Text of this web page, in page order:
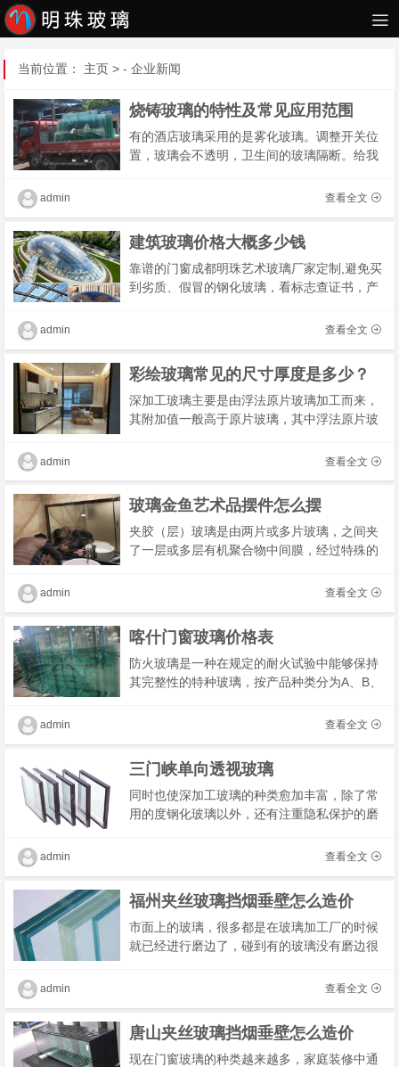
当前位置： 主页 > - 企业新闻
烧铸玻璃的特性及常见应用范围
有的酒店玻璃采用的是雾化玻璃。调整开关位
置，玻璃会不透明，卫生间的玻璃隔断。给我
广泛应用玻璃隔断的原因，办公室活动屏风具
查看全文
admin
建筑玻璃价格大概多少钱
靠谱的门窗成都明珠艺术玻璃厂家定制,避免买
到劣质、假冒的钢化玻璃，看标志查证书，产
能力范围之内，状态是否在有效期内，摸表面
查看全文
admin
彩绘玻璃常见的尺寸厚度是多少？
深加工玻璃主要是由浮法原片玻璃加工而来，
其附加值一般高于原片玻璃，其中浮法原片玻
较为透明，行业内出厂价格差异较小，不同公
查看全文
admin
玻璃金鱼艺术品摆件怎么摆
夹胶（层）玻璃是由两片或多片玻璃，之间夹
了一层或多层有机聚合物中间膜，经过特殊的
后，使玻璃和中间膜永久粘合为一体的复合玻
查看全文
admin
喀什门窗玻璃价格表
防火玻璃是一种在规定的耐火试验中能够保持
其完整性的特种玻璃，按产品种类分为A、B、
类玻璃具有透光、防火、隔烟、强度高等特
查看全文
admin
三门峡单向透视玻璃
同时也使深加工玻璃的种类愈加丰富，除了常
用的度钢化玻璃以外，还有注重隐私保护的磨
玻璃、夹丝玻璃等，钢化标是高温油墨通过丝
查看全文
admin
福州夹丝玻璃挡烟垂壁怎么造价
市面上的玻璃，很多都是在玻璃加工厂的时候
就已经进行磨边了，碰到有的玻璃没有磨边很
有要求对玻璃进行磨边处理。有些人就问可不
查看全文
admin
唐山夹丝玻璃挡烟垂壁怎么造价
现在门窗玻璃的种类越来越多，家庭装修中通